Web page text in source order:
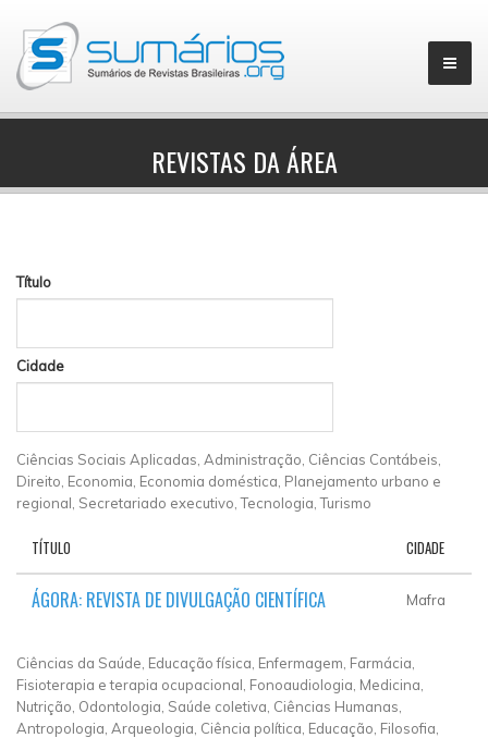
▼
REVISTAS DA ÁREA
Título
Cidade
Ciências Sociais Aplicadas, Administração, Ciências Contábeis,
Direito, Economia, Economia doméstica, Planejamento urbano e
regional, Secretariado executivo, Tecnologia, Turismo
TÍTULO CIDADE
ÁGORA: REVISTA DE DIVULGAÇÃO CIENTÍFICA Mafra
Ciências da Saúde, Educação física, Enfermagem, Farmácia,
Fisioterapia e terapia ocupacional, Fonoaudiologia, Medicina,
Nutrição, Odontologia, Saúde coletiva, Ciências Humanas,
Antropologia, Arqueologia, Ciência política, Educação, Filosofia,